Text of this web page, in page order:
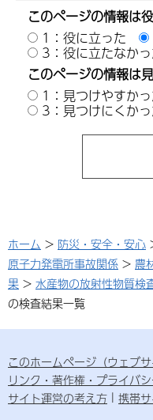
このページの情報は
1：役に立った
3：役に立たなか
このページの情報は
1：見つけやすか
3：見つけにくか
ホーム > 防災・安全・安心
原子力発電所事故関係 > 農
果 > 水産物の放射性物質検
の検査結果一覧
このホームページ（ウェブ
リンク・著作権・プライバ
サイト運営の考え方
携帯